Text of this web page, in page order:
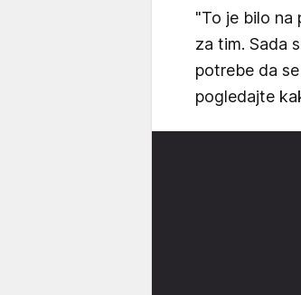
"To je bilo na
za tim. Sada
potrebe da
pogledajte